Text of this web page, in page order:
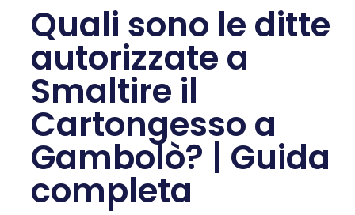
Quali sono le ditte
autorizzate a
Smaltire il
Cartongesso a
Gambolò? | Guida
completa